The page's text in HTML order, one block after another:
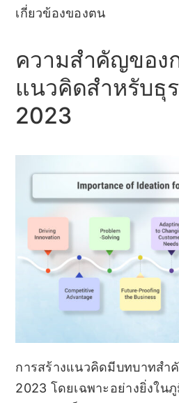
เกี่ยวข้องของตน
ความสำคัญของ
แนวคิดสำหรับธุ
2023
การสร้างแนวคิดมีบทบาทสำ
2023 โดยเฉพาะอย่างยิ่งใน